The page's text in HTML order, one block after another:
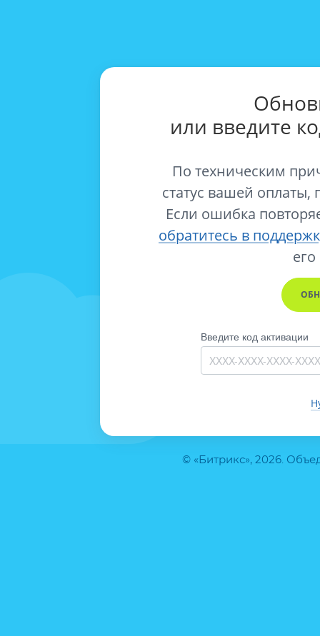
© «Битрикс», 2026.
или введите
По техническим
статус вашей оплаты,
Если ошибка
обратитесь в
его
Введите код активации